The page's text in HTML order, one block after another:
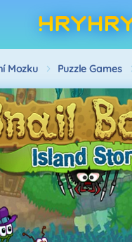
Mozku Puzzle Games